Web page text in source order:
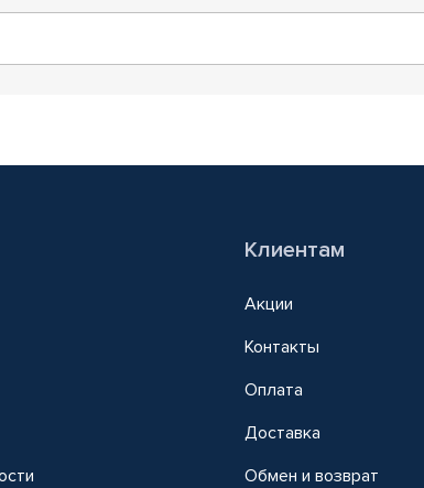
Клиентам
Акции
Контакты
Оплата
Доставка
Обмен и возврат